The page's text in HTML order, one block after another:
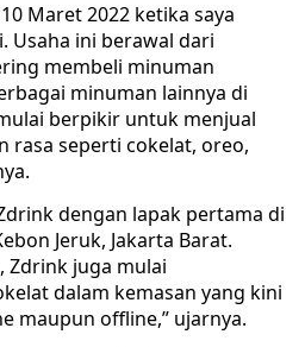
Maret 2022 ketika saya
Usaha ini berawal dari
membeli minuman
minuman lainnya di
berpikir untuk menjual
rasa seperti cokelat, oreo,
dengan lapak pertama di
Jeruk, Jakarta Barat.
Zdrink juga mulai
dalam kemasan yang kini
maupun offline,” ujarnya.